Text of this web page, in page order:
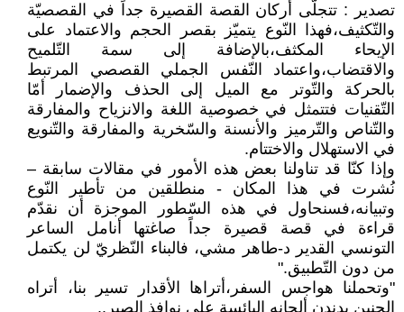
تصدير : تتجلّى أركان القصة القصيرة جداً في القصصيّة
والتّكثيف،فهذا النّوع يتميّز بقصر الحجم والاعتماد على
الإيحاء المكثف،بالإضافة إلى سمة التّلميح
والاقتضاب،واعتماد النّفس الجملي القصصي المرتبط
بالحركة والتّوتر مع الميل إلى الحذف والإضمار أمّا
التّقنيات فتتمثل في خصوصية اللغة والانزياح والمفارقة
والتّناص والتّرميز والأنسنة والسّخرية والمفارقة والتّنويع
في الاستهلال والاختتام.
وإذا كنّا قد تناولنا بعض هذه الأمور في مقالات سابقة –
نُشرت في هذا المكان - منطلقين من تأطير النّوع
وتبيانه،فسنحاول في هذه السّطور الموجزة أن نقدّم
قراءة في قصة قصيرة جداً صاغتها أنامل الساعر
التونسي القدير د-طاهر مشي، فالبناء النّظريّ لن يكتمل
من دون التّطبيق."
"وتحملنا هواجس السفر،أتراها الأقدار تسير بنا، أتراه
الحنين يدندن ألحانه البائسة على نوافذ الصبر..